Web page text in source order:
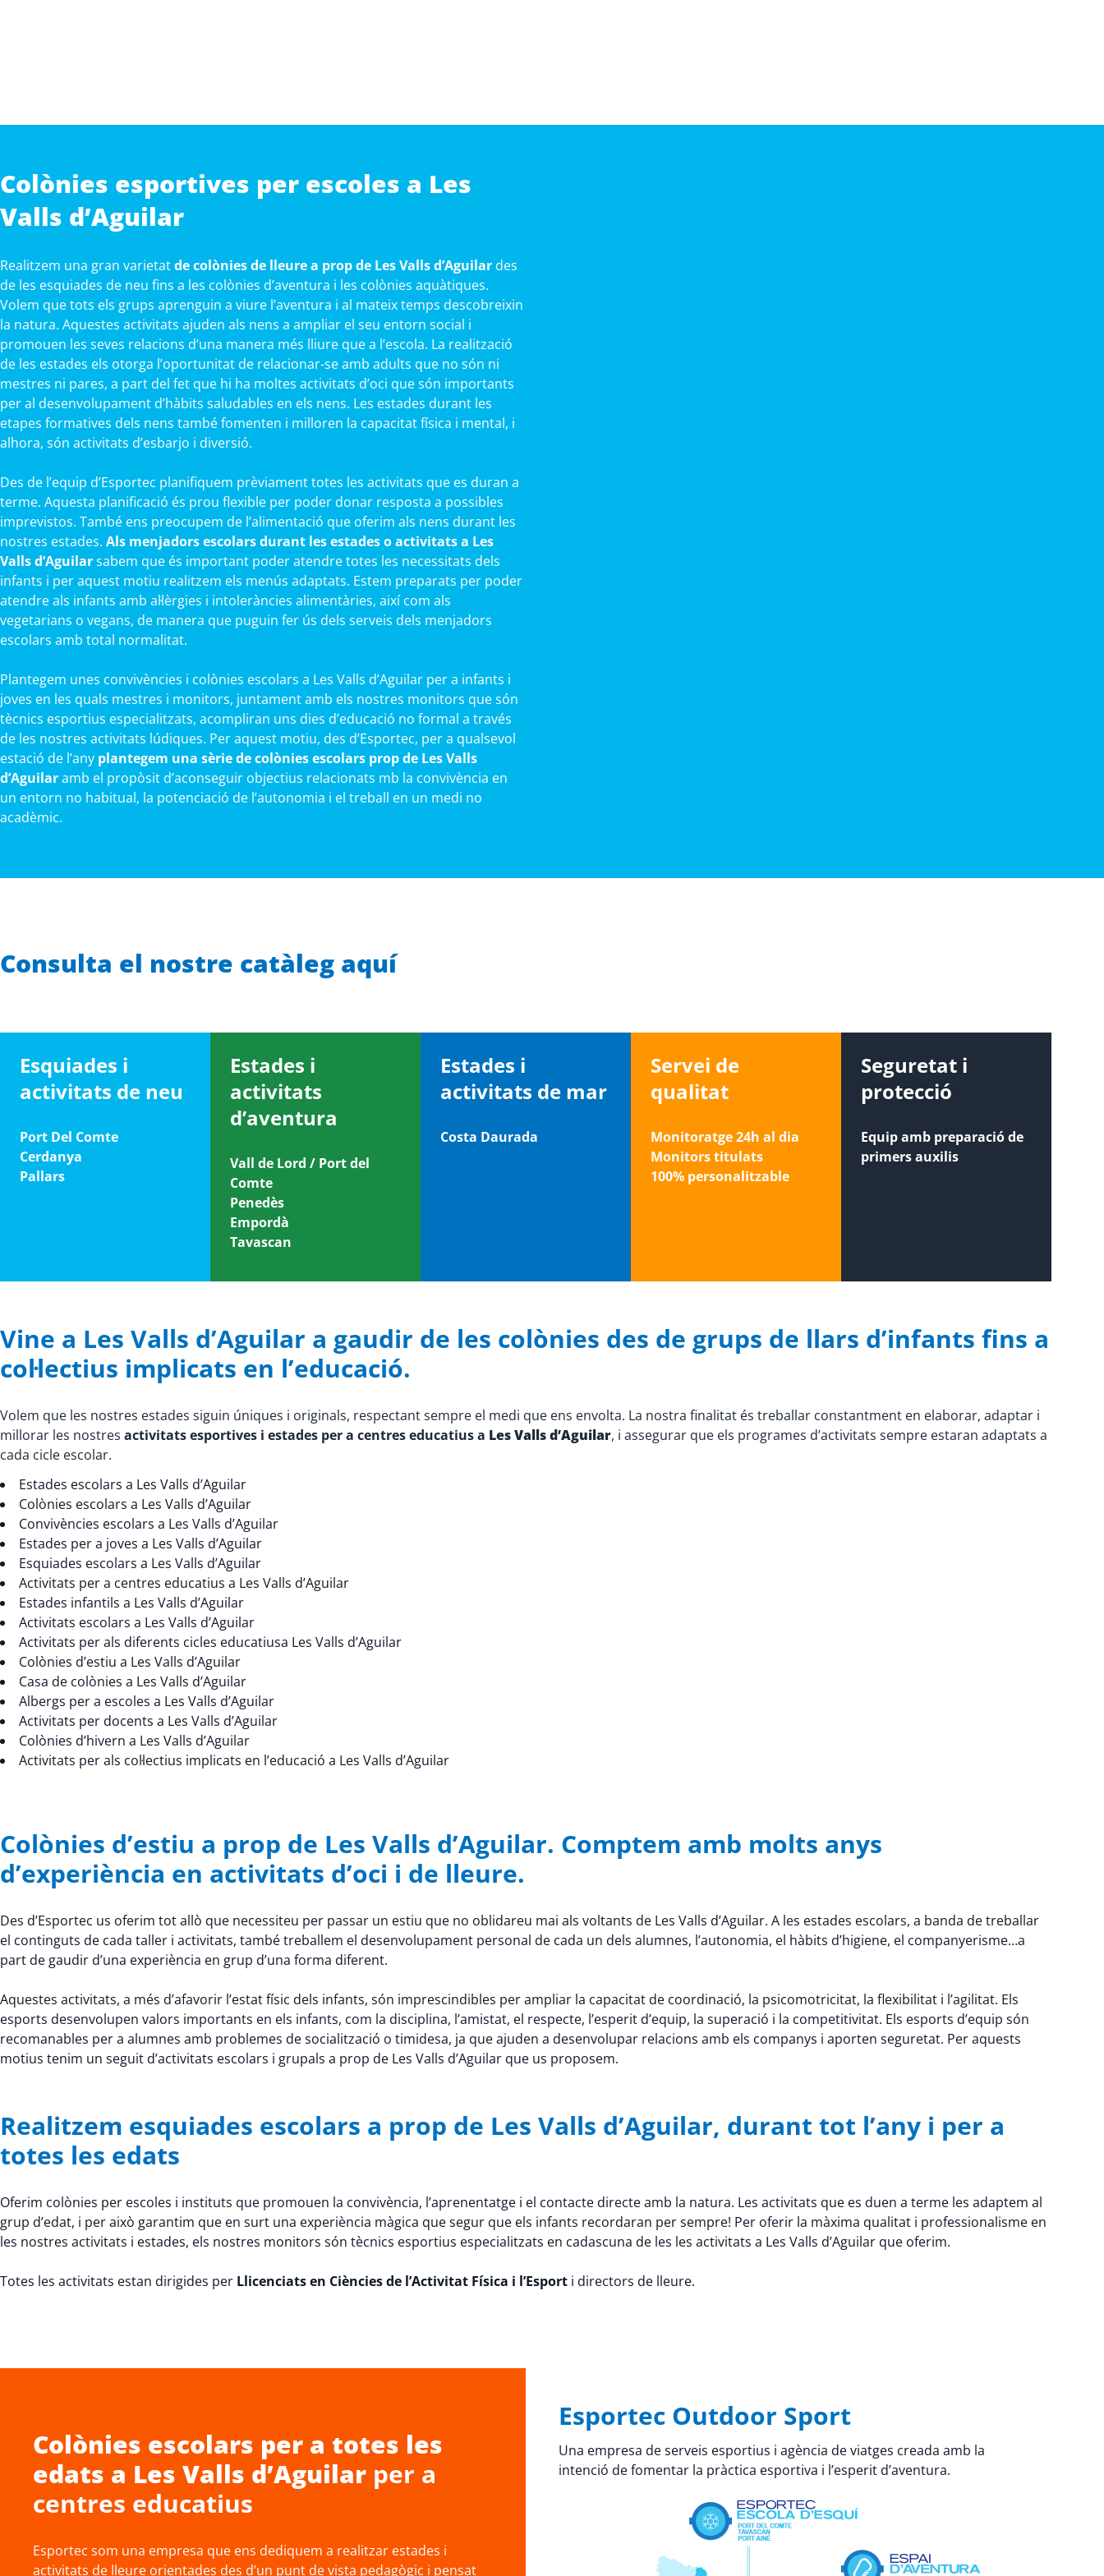
Colònies esportives per escoles a Les
Valls d’Aguilar
Realitzem una gran varietatde colònies de lleure a prop de Les Valls d’Aguilardes
de les esquiades de neu fins a les colònies d’aventura i les colònies aquàtiques.
Volem que tots els grups aprenguin a viure l’aventura i al mateix temps descobreixin
la natura. Aquestes activitats ajuden als nens a ampliar el seu entorn social i
promouen les seves relacions d’una manera més lliure que a l’escola. La realització
de les estades els otorga l’oportunitat de relacionar-se amb adults que no són ni
mestres ni pares, a part del fet que hi ha moltes activitats d’oci que són importants
per al desenvolupament d’hàbits saludables en els nens. Les estades durant les
etapes formatives dels nens també fomenten i milloren la capacitat física i mental, i
alhora, són activitats d’esbarjo i diversió.
Des de l’equip d’Esportec planifiquem prèviament totes les activitats que es duran a
terme. Aquesta planificació és prou flexible per poder donar resposta a possibles
imprevistos. També ens preocupem de l’alimentació que oferim als nens durant les
nostres estades. Als menjadors escolars durant les estades o activitats a Les
Valls d’Aguilarsabem que és important poder atendre totes les necessitats dels
infants i per aquest motiu realitzem els menús adaptats. Estem preparats per poder
atendre als infants amb al·lèrgies i intoleràncies alimentàries, així com als
vegetarians o vegans, de manera que puguin fer ús dels serveis dels menjadors
escolars amb total normalitat.
Plantegem unes convivències i colònies escolars a Les Valls d’Aguilar per a infants i
joves en les quals mestres i monitors, juntament amb els nostres monitors que són
tècnics esportius especialitzats, acompliran uns dies d’educació no formal a través
de les nostres activitats lúdiques. Per aquest motiu, des d’Esportec, per a qualsevol
estació de l’any plantegem una sèrie de colònies escolars prop de Les Valls
d’Aguilaramb el propòsit d’aconseguir objectius relacionats mb la convivència en
un entorn no habitual, la potenciació de l’autonomia i el treball en un medi no
acadèmic.
Consulta el nostre catàleg aquí
Esquiades i
activitats de neu
Port Del Comte
Cerdanya
Pallars
Estades i
activitats
d’aventura
Vall de Lord / Port del
Comte
Penedès
Empordà
Tavascan
Estades i
activitats de mar
Costa Daurada
Servei de
qualitat
Monitoratge 24h al dia
Monitors titulats
100% personalitzable
Seguretat i
protecció
Equip amb preparació de
primers auxilis
Vine a Les Valls d’Aguilar a gaudir de les colònies des de grups de llars d’infants fins a
col·lectius implicats en l’educació.
Volem que les nostres estades siguin úniques i originals, respectant sempre el medi que ens envolta. La nostra finalitat és treballar constantment en elaborar, adaptar i
millorar les nostres activitats esportives i estades per a centres educatius a Les Valls d’Aguilar, i assegurar que els programes d’activitats sempre estaran adaptats a
cada cicle escolar.
Estades escolars a Les Valls d’Aguilar
Colònies escolars a Les Valls d’Aguilar
Convivències escolars a Les Valls d’Aguilar
Estades per a joves a Les Valls d’Aguilar
Esquiades escolars a Les Valls d’Aguilar
Activitats per a centres educatius a Les Valls d’Aguilar
Estades infantils a Les Valls d’Aguilar
Activitats escolars a Les Valls d’Aguilar
Activitats per als diferents cicles educatiusa Les Valls d’Aguilar
Colònies d’estiu a Les Valls d’Aguilar
Casa de colònies a Les Valls d’Aguilar
Albergs per a escoles a Les Valls d’Aguilar
Activitats per docents a Les Valls d’Aguilar
Colònies d’hivern a Les Valls d’Aguilar
Activitats per als col·lectius implicats en l’educació a Les Valls d’Aguilar
Colònies d’estiu a prop de Les Valls d’Aguilar. Comptem amb molts anys
d’experiència en activitats d’oci i de lleure.
Des d’Esportec us oferim tot allò que necessiteu per passar un estiu que no oblidareu mai als voltants de Les Valls d’Aguilar. A les estades escolars, a banda de treballar
el continguts de cada taller i activitats, també treballem el desenvolupament personal de cada un dels alumnes, l’autonomia, el hàbits d’higiene, el companyerisme…a
part de gaudir d’una experiència en grup d’una forma diferent.
Aquestes activitats, a més d’afavorir l’estat físic dels infants, són imprescindibles per ampliar la capacitat de coordinació, la psicomotricitat, la flexibilitat i l’agilitat. Els
esports desenvolupen valors importants en els infants, com la disciplina, l’amistat, el respecte, l’esperit d’equip, la superació i la competitivitat. Els esports d’equip són
recomanables per a alumnes amb problemes de socialització o timidesa, ja que ajuden a desenvolupar relacions amb els companys i aporten seguretat. Per aquests
motius tenim un seguit d’activitats escolars i grupals a prop de Les Valls d’Aguilar que us proposem.
Realitzem esquiades escolars a prop de Les Valls d’Aguilar, durant tot l’any i per a
totes les edats
Oferim colònies per escoles i instituts que promouen la convivència, l’aprenentatge i el contacte directe amb la natura. Les activitats que es duen a terme les adaptem al
grup d’edat, i per això garantim que en surt una experiència màgica que segur que els infants recordaran per sempre! Per oferir la màxima qualitat i professionalisme en
les nostres activitats i estades, els nostres monitors són tècnics esportius especialitzats en cadascuna de les les activitats a Les Valls d’Aguilar que oferim.
Totes les activitats estan dirigides per Llicenciats en Ciències de l’Activitat Física i l’Esport i directors de lleure.
Colònies escolars per a totes les
edats a Les Valls d’Aguilar per a
centres educatius
Esportec som una empresa que ens dediquem a realitzar estades i
activitats de lleure orientades des d’un punt de vista pedagògic i pensat
Esportec Outdoor Sport
Una empresa de serveis esportius i agència de viatges creada amb la
intenció de fomentar la pràctica esportiva i l’esperit d’aventura.